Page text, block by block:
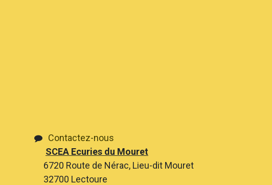
Contactez-nous
SCEA Ecuries du Mouret
6720 Route de Nérac, Lieu-dit Mouret
32700 Lectoure